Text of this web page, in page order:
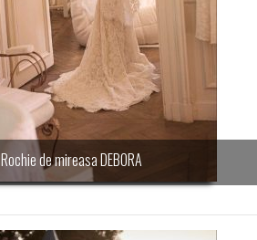
Rochie de mireasa DEBORA